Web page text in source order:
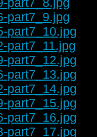
part7_9.jpg
part7_10.jpg
part7_11.jpg
part7_12.jpg
part7_13.jpg
part7_14.jpg
part7_15.jpg
part7_16.jpg
part7_17.jpg